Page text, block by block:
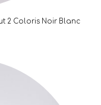
2 Coloris Noir Blanc